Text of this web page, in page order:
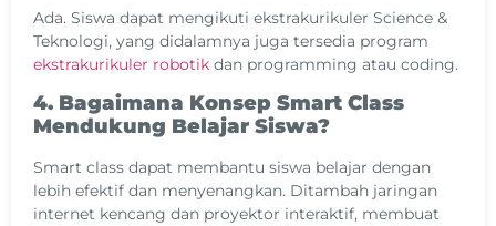
Ada. Siswa dapat mengikuti ekstrakurikuler Science &
Teknologi, yang didalamnya juga tersedia program
ekstrakurikuler robotik dan programming atau coding.
4. Bagaimana Konsep Smart Class
Mendukung Belajar Siswa?
Smart class dapat membantu siswa belajar dengan
lebih efektif dan menyenangkan. Ditambah jaringan
internet kencang dan proyektor interaktif, membuat